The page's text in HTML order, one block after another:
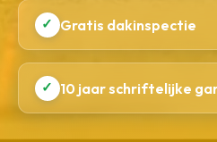
✓ Gratis dakinspectie
✓ 10 jaar schriftelijke